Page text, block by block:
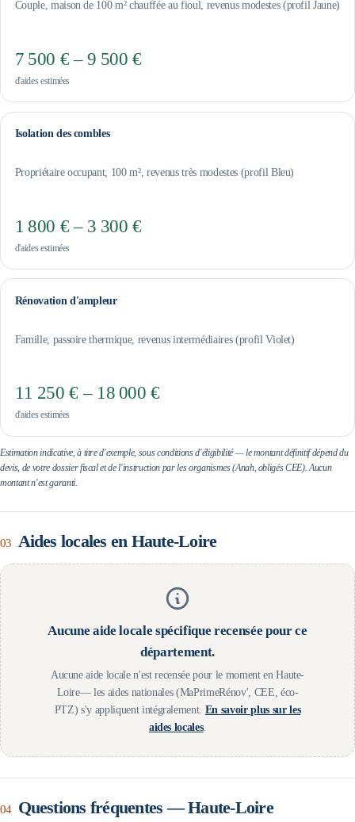
Couple, maison de 100 m² chauffée au fioul, revenus modestes (profil Jaune)
7 500 € – 9 500 €
d'aides estimées
Isolation des combles
Propriétaire occupant, 100 m², revenus très modestes (profil Bleu)
1 800 € – 3 300 €
d'aides estimées
Rénovation d'ampleur
Famille, passoire thermique, revenus intermédiaires (profil Violet)
11 250 € – 18 000 €
d'aides estimées
Estimation indicative, à titre d'exemple, sous conditions d'éligibilité — le montant définitif dépend du
devis, de votre dossier fiscal et de l'instruction par les organismes (Anah, obligés CEE). Aucun
montant n'est garanti.
03 Aides locales en Haute-Loire
Aucune aide locale spécifique recensée pour ce
département.
Aucune aide locale n'est recensée pour le moment en Haute-
Loire— les aides nationales (MaPrimeRénov', CEE, éco-
PTZ) s'y appliquent intégralement. En savoir plus sur les
aides locales.
04 Questions fréquentes —Haute-Loire